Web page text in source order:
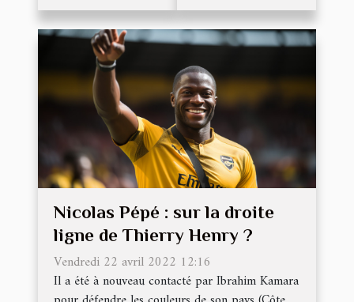
Nicolas Pépé : sur la droite
ligne de Thierry Henry ?
Vendredi 22 avril 2022 12:16
Il a été à nouveau contacté par Ibrahim Kamara